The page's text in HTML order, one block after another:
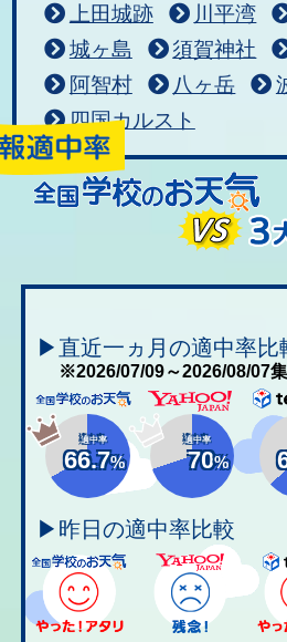
上田城跡
川平湾
城ヶ島
須賀神社
阿智村
八ヶ岳
四国カルスト
▶直近一ヵ月の適中率比
※2026/07/09～2026/08/07
適中率
66.7%
適中率
70%
▶昨日の適中率比較